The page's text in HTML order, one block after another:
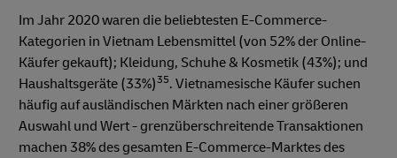
Im Jahr 2020 waren die beliebtesten E-Commerce-
Kategorien in Vietnam Lebensmittel (von 52% der Online-
Käufer gekauft); Kleidung, Schuhe & Kosmetik (43%); und
Haushaltsgeräte (33%)35. Vietnamesische Käufer suchen
häufig auf ausländischen Märkten nach einer größeren
Auswahl und Wert - grenzüberschreitende Transaktionen
machen 38% des gesamten E-Commerce-Marktes des